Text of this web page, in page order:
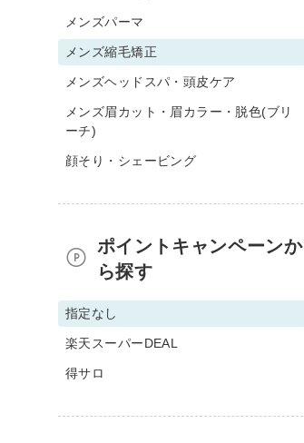
メンズパーマ
メンズ縮毛矯正
メンズヘッドスパ・頭皮ケア
メンズ眉カット・眉カラー・脱色(ブリ
ーチ)
顔そり・シェービング
ポイントキャンペーンか
ら探す
指定なし
楽天スーパーDEAL
得サロ